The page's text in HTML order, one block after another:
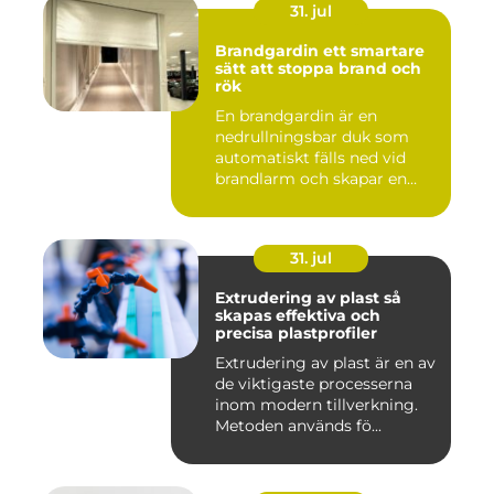
31. jul
Brandgardin ett smartare
sätt att stoppa brand och
rök
En brandgardin är en
nedrullningsbar duk som
automatiskt fälls ned vid
brandlarm och skapar en
31. jul
Extrudering av plast så
skapas effektiva och
precisa plastprofiler
Extrudering av plast är en av
de viktigaste processerna
inom modern tillverkning.
Metoden används fö...